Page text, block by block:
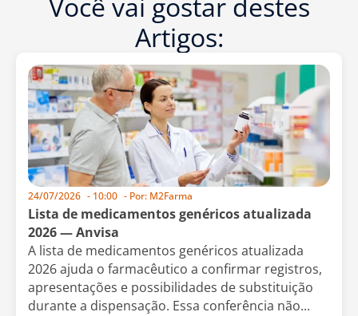
Artigos:
24/07/2026 - 10:00 - Por: M2Farma
Lista de medicamentos genéricos atualizada
2026 — Anvisa
A lista de medicamentos genéricos atualizada
2026 ajuda o farmacêutico a confirmar registros,
apresentações e possibilidades de substituição
durante a dispensação. Essa conferência não...